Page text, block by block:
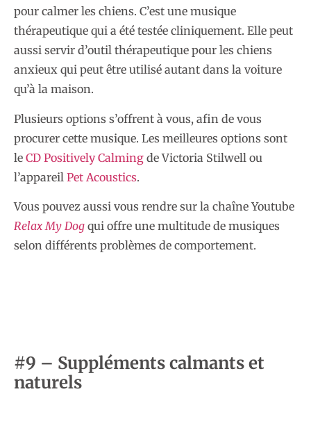
pour calmer les chiens. C’est une musique
thérapeutique qui a été testée cliniquement. Elle peut
aussi servir d’outil thérapeutique pour les chiens
anxieux qui peut être utilisé autant dans la voiture
qu’à la maison.
Plusieurs options s’offrent à vous, afin de vous
procurer cette musique. Les meilleures options sont
le CD Positively Calming de Victoria Stilwell ou
l’appareil Pet Acoustics.
Vous pouvez aussi vous rendre sur la chaîne Youtube
Relax My Dog qui offre une multitude de musiques
selon différents problèmes de comportement.
#9 – Suppléments calmants et
naturels